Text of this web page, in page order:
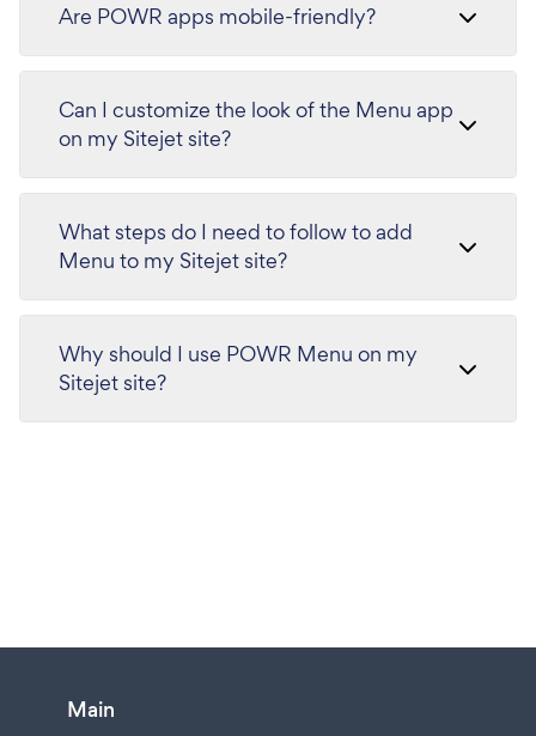
Are POWR apps mobile-friendly?
Can I customize the look of the Menu app
on my Sitejet site?
What steps do I need to follow to add
Menu to my Sitejet site?
Why should I use POWR Menu on my
Sitejet site?
Main